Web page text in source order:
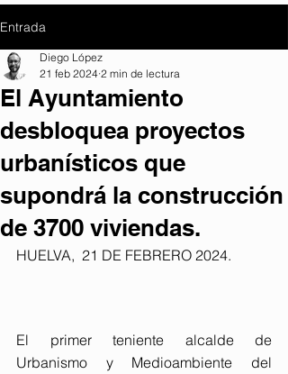
Entrada
El Ayuntamiento
desbloquea proyectos
urbanísticos que
supondrá la construcción
de 3700 viviendas.
Diego López
21 feb 2024 2 min de lectura
HUELVA,  21 DE FEBRERO 2024.
El primer teniente alcalde de
Urbanismo y Medioambiente del